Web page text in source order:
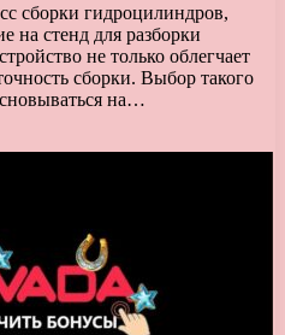
сборки гидроцилиндров,
на стенд для разборки
не только облегчает
сборки. Выбор такого
на…